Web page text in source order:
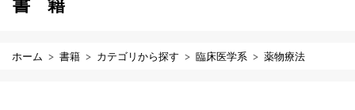
書籍
ホーム 書籍 カテゴリから探す 臨床医学系 薬物療法